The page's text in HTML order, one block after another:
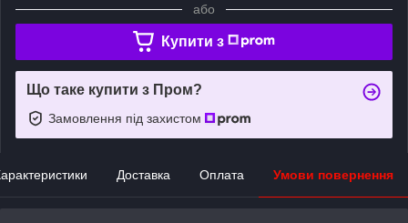
або
Купити з
Що таке купити з Пром?
Замовлення під захистом
Доставка Оплата Умови повернення